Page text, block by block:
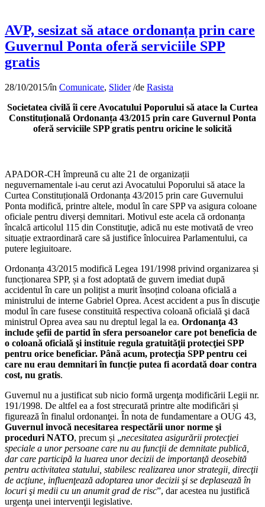
AVP, sesizat să atace ordonanța prin care
Guvernul Ponta oferă serviciile SPP
gratis
28/10/2015/în Comunicate, Slider /de Rasista
Societatea civilă îi cere Avocatului Poporului să atace la Curtea
Constituțională Ordonanța 43/2015 prin care Guvernul Ponta
oferă serviciile SPP gratis pentru oricine le solicită
APADOR-CH împreună cu alte 21 de organizații
neguvernamentale i-au cerut azi Avocatului Poporului să atace la
Curtea Constituțională Ordonanța 43/2015 prin care Guvernului
Ponta modifică, printre altele, modul în care SPP va asigura coloane
oficiale pentru diverși demnitari. Motivul este acela că ordonanța
încalcă articolul 115 din Constituţie, adică nu este motivată de vreo
situație extraordinară care să justifice înlocuirea Parlamentului, ca
putere legiuitoare.
Ordonanța 43/2015 modifică Legea 191/1998 privind organizarea și
funcționarea SPP, și a fost adoptată de guvern imediat după
accidentul în care un polițist a murit însoțind coloana oficială a
ministrului de interne Gabriel Oprea. Acest accident a pus în discuţie
modul în care fusese constituită respectiva coloană oficială şi dacă
ministrul Oprea avea sau nu dreptul legal la ea. Ordonanţa 43
include şefii de partid în sfera persoanelor care pot beneficia de
o coloană oficială şi instituie regula gratuităţii protecţiei SPP
pentru orice beneficiar. Până acum, protecţia SPP pentru cei
care nu erau demnitari în funcție putea fi acordată doar contra
cost, nu gratis.
Guvernul nu a justificat sub nicio formă urgenţa modificării Legii nr.
191/1998. De altfel ea a fost strecurată printre alte modificări și
figurează în finalul ordonanţei. În nota de fundamentare a OUG 43,
Guvernul invocă necesitarea respectării unor norme şi
proceduri NATO, precum și „necesitatea asigurării protecţiei
speciale a unor persoane care nu au funcţii de demnitate publică,
dar care participă la luarea unor decizii de importanţă deosebită
pentru activitatea statului, stabilesc realizarea unor strategii, direcţii
de acţiune, influenţează adoptarea unor decizii şi se deplasează în
locuri şi medii cu un anumit grad de risc”, dar acestea nu justifică
urgenţa unei intervenţii legislative.